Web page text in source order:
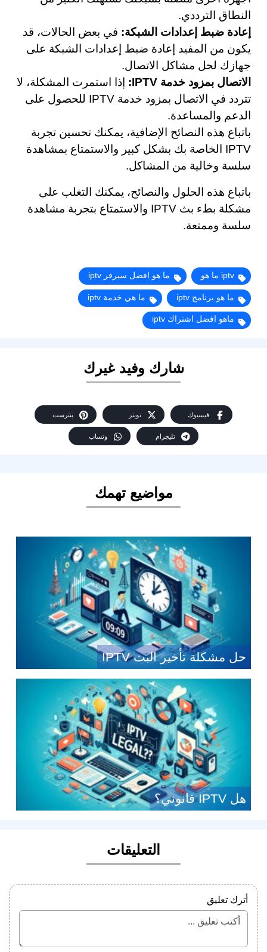
النطاق الترددي.
إعادة ضبط إعدادات الشبكة: في بعض الحالات، قد
يكون من المفيد إعادة ضبط إعدادات الشبكة على
جهازك لحل مشاكل الاتصال.
الاتصال بمزود خدمة IPTV:
إذا استمرت المشكلة، لا
تتردد في الاتصال بمزود خدمة IPTV للحصول على
الدعم والمساعدة.
باتباع هذه النصائح الإضافية، يمكنك تحسين تجربة
IPTV الخاصة بك بشكل كبير والاستمتاع بمشاهدة
سلسة وخالية من المشاكل.
باتباع هذه الحلول والنصائح، يمكنك التغلب على
مشكلة بطء بث IPTV والاستمتاع بتجربة مشاهدة
سلسة وممتعة.
iptv ما هو ما هو افضل سيرفر iptv
ما هو برنامج iptv ما هي خدمة iptv
ماهو افضل اشتراك iptv
شارك وفيد غيرك
فيسبوك تويتر بنترست
تليجرام وتساب
مواضيع تهمك
حل مشكلة تأخير البث IPTV
هل IPTV قانوني؟
التعليقات
أترك تعليق